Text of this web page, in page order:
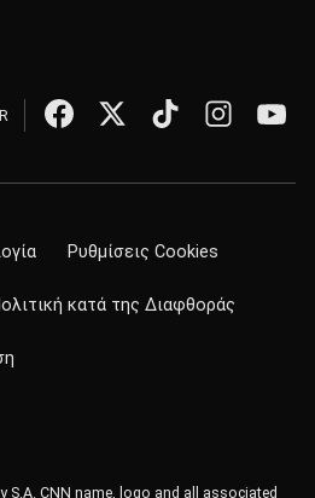
Ρυθμίσεις Cookies
κατά της Διαφθοράς
S.A. CNN name, logo and all associated